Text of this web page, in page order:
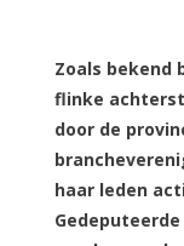
Zoals bekend
flinke
door de
haar leden